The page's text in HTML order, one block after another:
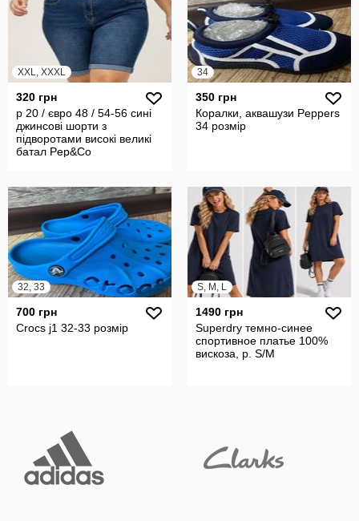
XXL, XXXL
320 грн
р 20 / євро 48 / 54-56 сині
джинсові шорти з
підворотами високі великі
батал Pep&Co
34
350 грн
Коралки, аквашузи Peppers
34 розмір
32, 33
700 грн
Crocs j1 32-33 розмір
S, M, L
1490 грн
Superdry темно-синее
спортивное платье 100%
вискоза, р. S/M